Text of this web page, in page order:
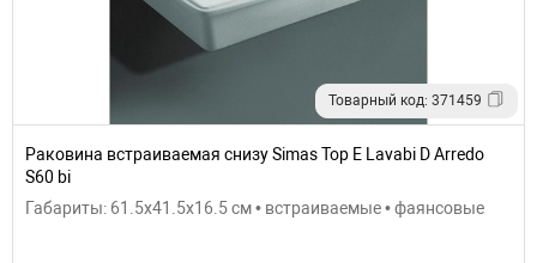
Товарный код: 371459
Раковина встраиваемая снизу Simas Top E Lavabi D Arredo
S60 bi
Габариты: 61.5x41.5x16.5 см • встраиваемые • фаянсовые